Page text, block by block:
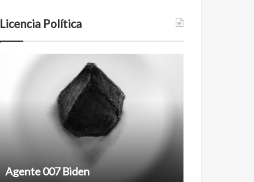
Licencia Política
Agente 007 Biden